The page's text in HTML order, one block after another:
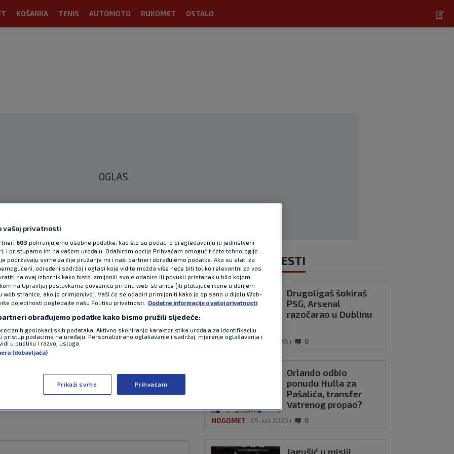
KOŠARKA TENIS AUTOMOTO RUKOMET OSTALO
OGLAS
osvojio ligu 66
tri kola prije kraja
0 komentara
Hearts, klub koji ligu nije osvojio od
četvrtoplasiranog Motherwella te je
prvu titulu nakon 66 godina čekanja.
NAJNOVIJE VIJESTI
Drugoligaš šokiraš
PSG, Arsenal
razočarao u Dublinu
NOGOMET 05. kol 2026 0
Orlando odbio
ponudu Hulla za
Pašalića, transfer
Vatrenog propao?
NOGOMET 05. kol 2026 0
Jagušić u misiji
vašoj privatnosti
603 pohranjujemo osobne podatke, kao što su podaci o pregledavanju ili jedinstveni
i pristupamo im na vašem uređaju. Odabirom opcije Prihvaćam omogućit ćete tehnologije
podržavaju svrhe za čije pružanje mi i naši partneri obrađujemo podatke. Ako su alati za
određeni sadržaj i oglasi koje vidite možda više neće biti toliko relevantni za vas.
na ovaj izbornik kako biste izmijenili svoje odabire ili povukli pristanak u bilo kojem
na Upravljaj postavkama poveznicu pri dnu web-stranice [ili plutajuće ikone u donjem
web stranice, ako je primjenjivo]. Vaši će se odabiri primijeniti kako je opisano u dijelu Web-
pojedinosti pogledajte našu Politiku privatnosti.
Dodatne informacije o vašoj privatnosti
obrađujemo podatke kako bismo pružili sljedeće:
geolokacijskih podataka. Aktivno skeniranje karakteristika uređaja za identifikaciju.
pristup podacima na uređaju. Personalizirano oglašavanje i sadržaj, mjerenje oglašavanja i
u publiku i razvoj usluga.
(dobavljača)
Prikaži svrhe Prihvaćam